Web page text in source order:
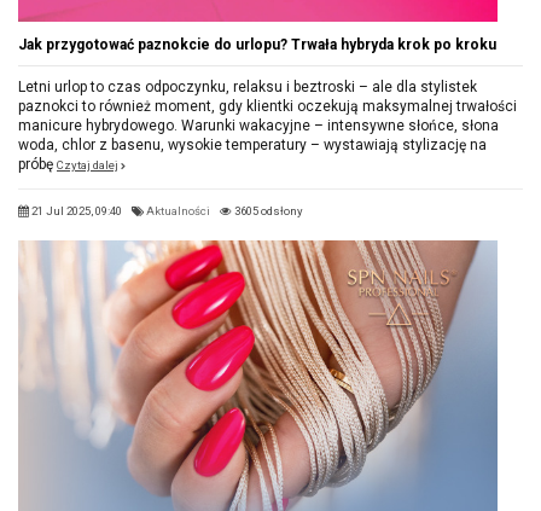
Jak przygotować paznokcie do urlopu? Trwała hybryda krok po kroku
Letni urlop to czas odpoczynku, relaksu i beztroski – ale dla stylistek
paznokci to również moment, gdy klientki oczekują maksymalnej trwałości
manicure hybrydowego. Warunki wakacyjne – intensywne słońce, słona
woda, chlor z basenu, wysokie temperatury – wystawiają stylizację na
próbę Czytaj dalej
21 Jul 2025, 09:40 Aktualności 3605 odsłony